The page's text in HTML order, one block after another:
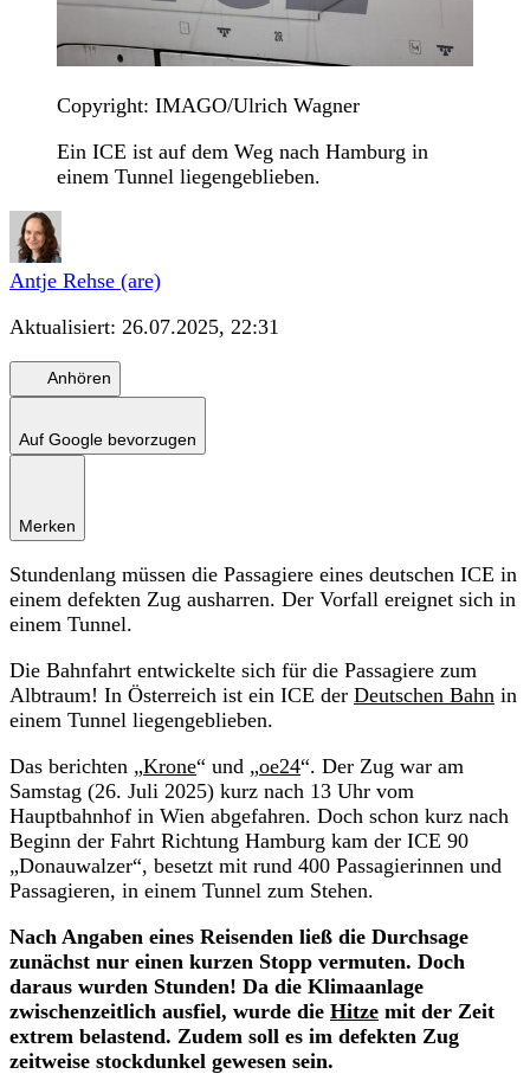
Copyright: IMAGO/Ulrich Wagner
Ein ICE ist auf dem Weg nach Hamburg in
einem Tunnel liegengeblieben.
Antje Rehse (are)
Aktualisiert: 26.07.2025, 22:31
Anhören
Auf Google bevorzugen
Merken
Stundenlang müssen die Passagiere eines deutschen ICE in
einem defekten Zug ausharren. Der Vorfall ereignet sich in
einem Tunnel.
Die Bahnfahrt entwickelte sich für die Passagiere zum
Albtraum! In Österreich ist ein ICE der Deutschen Bahn in
einem Tunnel liegengeblieben.
Das berichten „Krone“ und „oe24“. Der Zug war am
Samstag (26. Juli 2025) kurz nach 13 Uhr vom
Hauptbahnhof in Wien abgefahren. Doch schon kurz nach
Beginn der Fahrt Richtung Hamburg kam der ICE 90
„Donauwalzer“, besetzt mit rund 400 Passagierinnen und
Passagieren, in einem Tunnel zum Stehen.
Nach Angaben eines Reisenden ließ die Durchsage
zunächst nur einen kurzen Stopp vermuten. Doch
daraus wurden Stunden! Da die Klimaanlage
zwischenzeitlich ausfiel, wurde die Hitze mit der Zeit
extrem belastend. Zudem soll es im defekten Zug
zeitweise stockdunkel gewesen sein.